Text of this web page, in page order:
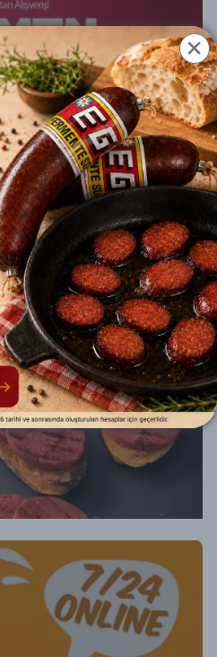
ÇEŞİTLERİMİZ
nişastası, tuz, baharat
ve sosis çeşitlerimiz. Meşe
içermez. ISO 22000
üretim.